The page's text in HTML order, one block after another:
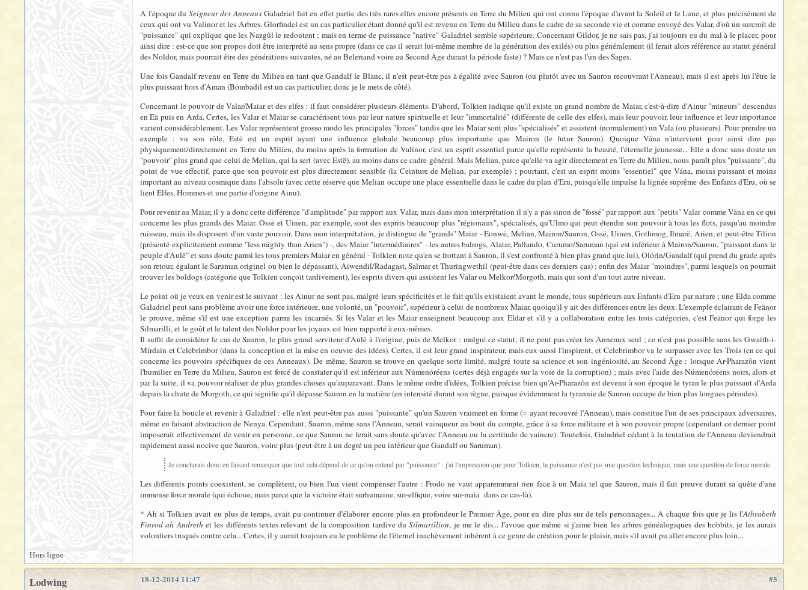
A l'époque du Seigneur des AnneauxGaladriel fait en effet partie des très rares elfes encore présents en Terre du Milieu qui ont connu l'époque d'avant la Soleil et le Lune, et plus précisément de
ceux qui ont vu Valinor et les Arbres. Glorfindel est un cas particulier étant donné qu'il est revenu en Terre du Milieu dans le cadre de sa seconde vie et comme envoyé des Valar, d'où un surcroît de
"puissance" qui explique que les Nazgûl le redoutent ; mais en terme de puissance "native" Galadriel semble supérieure. Concernant Gildor, je ne sais pas, j'ai toujours eu du mal à le placer, pour
ainsi dire : est-ce que son propos doit être interprété au sens propre (dans ce cas il serait lui-même membre de la génération des exilés) ou plus généralement (il ferait alors référence au statut général
des Noldor, mais pourrait être des générations suivantes, né au Beleriand voire au Second Âge durant la période faste) ? Mais ce n'est pas l'un des Sages.
Une fois Gandalf revenu en Terre du Milieu en tant que Gandalf le Blanc, il n'est peut-être pas à égalité avec Sauron (ou plutôt avec un Sauron recouvrant l'Anneau), mais il est après lui l'être le
plus puissant hors d'Aman (Bombadil est un cas particulier, donc je le mets de côté).
Concernant le pouvoir de Valar/Maiar et des elfes : il faut considérer plusieurs éléments. D'abord, Tolkien indique qu'il existe un grand nombre de Maiar, c'est-à-dire d'Ainur "mineurs" descendus
en Eä puis en Arda. Certes, les Valar et Maiar se caractérisent tous par leur nature spirituelle et leur "immortalité" (différente de celle des elfes), mais leur pouvoir, leur influence et leur importance
varient considérablement. Les Valar représentent grosso modo les principales "forces" tandis que les Maiar sont plus "spécialisés" et assistent (normalement) un Vala (ou plusieurs). Pour prendre un
exemple : vu son rôle, Estë est un esprit ayant une influence globale beaucoup plus importante que Mairon (le futur Sauron). Quoique Vána n'intervient pour ainsi dire pas
physiquement/directement en Terre du Milieu, du moins après la formation de Valinor, c'est un esprit essentiel parce qu'elle représente la beauté, l'éternelle jeunesse... Elle a donc sans doute un
"pouvoir" plus grand que celui de Melian, qui la sert (avec Estë), au moins dans ce cadre général. Mais Melian, parce qu'elle va agir directement en Terre du Milieu, nous paraît plus "puissante", du
point de vue effectif, parce que son pouvoir est plus directement sensible (la Ceinture de Melian, par exemple) ; pourtant, c'est un esprit moins "essentiel" que Vána, moins puissant et moins
important au niveau cosmique dans l'absolu (avec cette réserve que Melian occupe une place essentielle dans le cadre du plan d'Eru, puisqu'elle impulse la lignée suprême des Enfants d'Eru, où se
lient Elfes, Hommes et une partie d'origine Ainu).
Pour revenir au Maiar, il y a donc cette différence "d'amplitude" par rapport aux Valar, mais dans mon interprétation il n'y a pas sinon de "fossé" par rapport aux "petits" Valar comme Vána en ce qui
concerne les plus grands des Maiar. Ossë et Uinen, par exemple, sont des esprits beaucoup plus "régionaux", spécialisés, qu'Ulmo qui peut étendre son pouvoir à tous les flots, jusqu'au moindre
ruisseau, mais ils disposent d'un vaste pouvoir. Dans mon interprétation, je distingue de "grands" Maiar - Eonwë, Melian, Mairon/Sauron, Ossë, Uinen, Gothmog, Ilmarë, Arien, et peut-être Tilion
(présenté explicitement comme "less mighty than Arien") -, des Maiar "intermédiaires" - les autres balrogs, Alatar, Pallando, Curumo/Saruman (qui est inférieur à Mairon/Sauron, "puissant dans le
peuple d'Aulë" et sans doute parmi les tous premiers Maiar en général - Tolkien note qu'en se frottant à Sauron, il s'est confronté à bien plus grand que lui), Olórin/Gandalf (qui prend du grade après
son retour, égalant le Saruman originel ou bien le dépassant), Aiwendil/Radagast, Salmar et Thuringwethil (peut-être dans ces derniers cas) ; enfin des Maiar "moindres", parmi lesquels on pourrait
trouver les boldogs (catégorie que Tolkien conçoit tardivement), les esprits divers qui assistent les Valar ou Melkor/Morgoth, mais qui sont d'un tout autre niveau.
Le point où je veux en venir est le suivant : les Ainur ne sont pas, malgré leurs spécificités et le fait qu'ils existaient avant le monde, tous supérieurs aux Enfants d'Eru par nature ; une Elda comme
Galadriel peut sans problème avoir une force intérieure, une volonté, un "pouvoir", supérieur à celui de nombreux Maiar, quoiqu'il y ait des différences entre les deux. L'exemple éclairant de Feänor
le prouve, même s'il est une exception parmi les incarnés. Si les Valar et les Maiar enseignent beaucoup aux Eldar et s'il y a collaboration entre les trois catégories, c'est Feänor qui forge les
Silmarilli, et le goût et le talent des Noldor pour les joyaux est bien rapporté à eux-mêmes.
Il suffit de considérer le cas de Sauron, le plus grand serviteur d'Aulë à l'origine, puis de Melkor : malgré ce statut, il ne peut pas créer les Anneaux seul ; ce n'est pas possible sans les Gwaith-i-
Mírdain et Celebrimbor (dans la conception et la mise en oeuvre des idées). Certes, il est leur grand inspirateur, mais eux-aussi l'inspirent, et Celebrimbor va le surpasser avec les Trois (en ce qui
concerne les pouvoirs spécifiques de ces Anneaux). De même, Sauron se trouve en quelque sorte limité, malgré toute sa science et son ingéniosité, au Second Âge : lorsque Ar-Pharazôn vient
l'humilier en Terre du Milieu, Sauron est forcé de constater qu'il est inférieur aux Númenóréens (certes déjà engagés sur la voie de la corruption) ; mais avec l'aide des Númenóréens noirs, alors et
par la suite, il va pouvoir réaliser de plus grandes choses qu'auparavant. Dans le même ordre d'idées, Tolkien précise bien qu'Ar-Pharazôn est devenu à son époque le tyran le plus puissant d'Arda
depuis la chute de Morgoth, ce qui signifie qu'il dépasse Sauron en la matière (en intensité durant son règne, puisque évidemment la tyrannie de Sauron occupe de bien plus longues périodes).
Pour faire la boucle et revenir à Galadriel : elle n'est peut-être pas aussi "puissante" qu'un Sauron vraiment en forme (= ayant recouvré l'Anneau), mais constitue l'un de ses principaux adversaires,
même en faisant abstraction de Nenya. Cependant, Sauron, même sans l'Anneau, serait vainqueur au bout du compte, grâce à sa force militaire et à son pouvoir propre (cependant ce dernier point
imposerait effectivement de venir en personne, ce que Sauron ne ferait sans doute qu'avec l'Anneau ou la certitude de vaincre). Toutefois, Galadriel cédant à la tentation de l'Anneau deviendrait
rapidement aussi nocive que Sauron, voire plus (peut-être à un degré un peu inférieur que Gandalf ou Saruman).
Je conclurais donc en faisant remarquer que tout cela dépend de ce qu'on entend par "puissance" : j'ai l'impression que pour Tolkien, la puissance n'est pas une question technique, mais une question de force morale.
Les différents points coexistent, se complètent, ou bien l'un vient compenser l'autre : Frodo ne vaut apparemment rien face à un Maia tel que Sauron, mais il fait preuve durant sa quête d'une
immense force morale (qui échoue, mais parce que la victoire était surhumaine, sur-elfique, voire sur-maia dans ce cas-là).
* Ah si Tolkien avait eu plus de temps, avait pu continuer d'élaborer encore plus en profondeur le Premier Âge, pour en dire plus sur de tels personnages... A chaque fois que je lis l'Athrabeth
Finrod ah Andreth et les différents textes relevant de la composition tardive duSilmarillion, je me le dis... J'avoue que même si j'aime bien les arbres généalogiques des hobbits, je les aurais
volontiers troqués contre cela... Certes, il y aurait toujours eu le problème de l'éternel inachèvement inhérent à ce genre de création pour le plaisir, mais s'il avait pu aller encore plus loin...
Hors ligne
#5
18-12-2014 11:47
Lodwing